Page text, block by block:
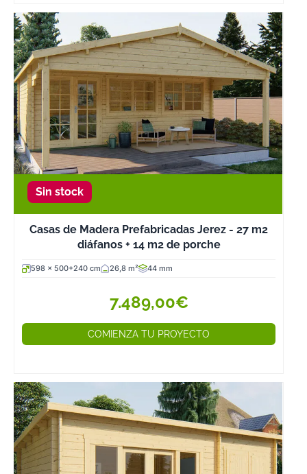
diferentes
puesto que se
instalan sobre
una base de
hormigón
perfectamente
nivelada y ya
vienen con todo
lo que
para empezar a
pensar en la
decoración que
genera
que
proceso de
fabricación de
estas cabañas
de madera de
20 m2 a 30 m2
Sin stock
Casas de Madera Prefabricadas Jerez - 27 m2
diáfanos + 14 m2 de porche
598 x 500+240 cm 26,8 m² 44 mm
7.489,00€
COMIENZA TU PROYECTO